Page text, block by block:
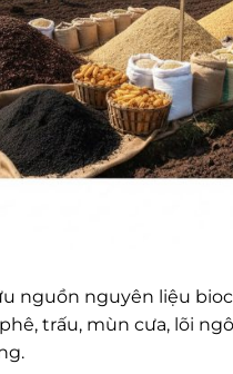
nguồn nguyên liệu
trấu, mùn cưa, lõi
bền